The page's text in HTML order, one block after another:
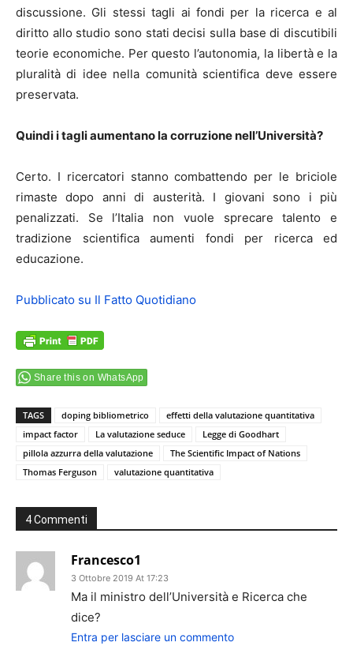
discussione. Gli stessi tagli ai fondi per la ricerca e al
diritto allo studio sono stati decisi sulla base di discutibili
teorie economiche. Per questo l’autonomia, la libertà e la
pluralità di idee nella comunità scientifica deve essere
preservata.
Quindi i tagli aumentano la corruzione nell’Università?
Certo. I ricercatori stanno combattendo per le briciole
rimaste dopo anni di austerità. I giovani sono i più
penalizzati. Se l’Italia non vuole sprecare talento e
tradizione scientifica aumenti fondi per ricerca ed
educazione.
Pubblicato su Il Fatto Quotidiano
Share this on WhatsApp
TAGS doping bibliometrico
effetti della valutazione quantitativa
impact factor
La valutazione seduce
Legge di Goodhart
pillola azzurra della valutazione
The Scientific Impact of Nations
Thomas Ferguson
valutazione quantitativa
4 Commenti
Francesco1
3 Ottobre 2019 At 17:23
Ma il ministro dell’Università e Ricerca che
dice?
Entra per lasciare un commento